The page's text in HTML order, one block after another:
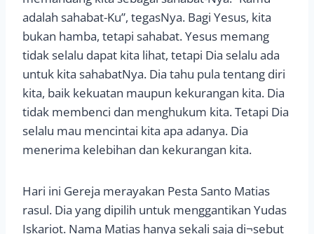
adalah sahabat-Ku”, tegasNya. Bagi Yesus, kita
bukan hamba, tetapi sahabat. Yesus memang
tidak selalu dapat kita lihat, tetapi Dia selalu ada
untuk kita sahabatNya. Dia tahu pula tentang diri
kita, baik kekuatan maupun kekurangan kita. Dia
tidak membenci dan menghukum kita. Tetapi Dia
selalu mau mencintai kita apa adanya. Dia
menerima kelebihan dan kekurangan kita.
Hari ini Gereja merayakan Pesta Santo Matias
rasul. Dia yang dipilih untuk menggantikan Yudas
Iskariot. Nama Matias hanya sekali saja di¬sebut